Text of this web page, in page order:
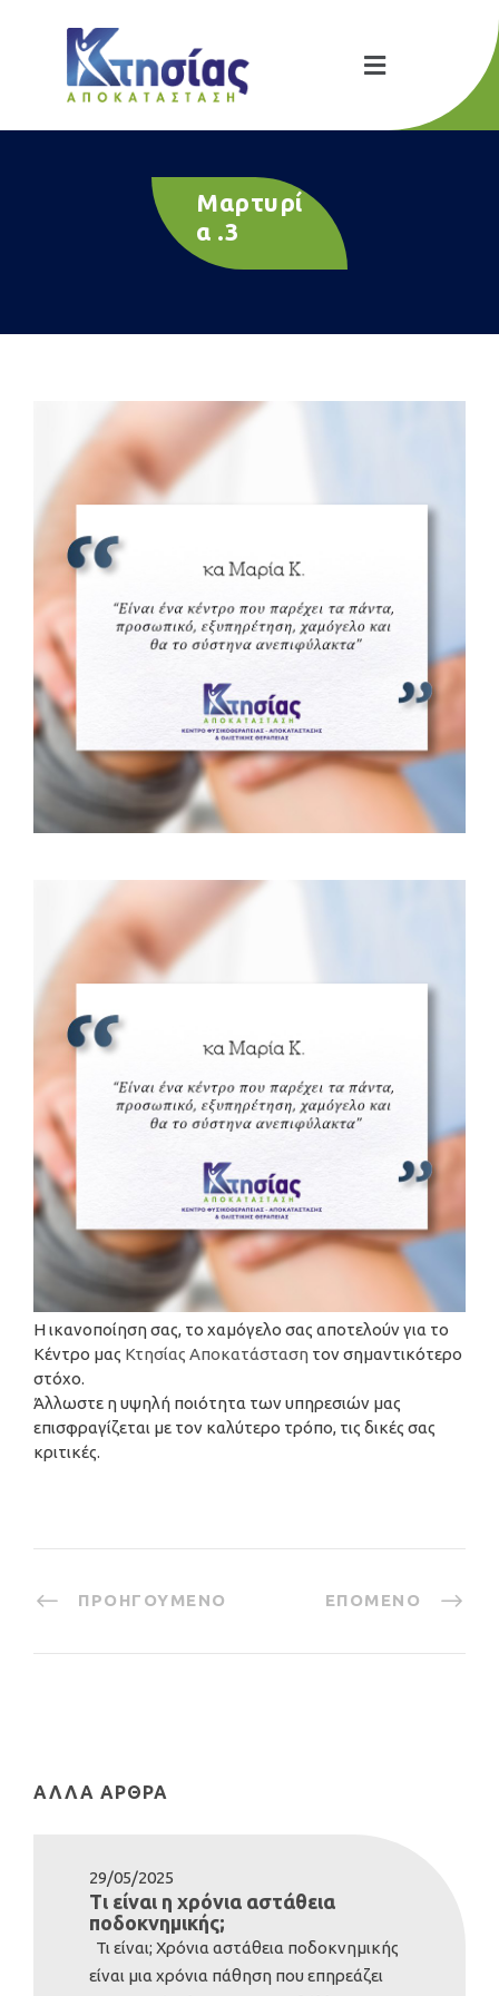
Μαρτυρί
α .3
Η ικανοποίηση σας, το χαμόγελο σας αποτελούν για το
Κέντρο μας Κτησίας Αποκατάσταση τον σημαντικότερο
στόχο.
Άλλωστε η υψηλή ποιότητα των υπηρεσιών μας
επισφραγίζεται με τον καλύτερο τρόπο, τις δικές σας
κριτικές.
ΠΡΟΗΓΟΎΜΕΝΟ ΕΠΌΜΕΝΟ
ΆΛΛΑ ΆΡΘΡΑ
29/05/2025
Τι είναι η χρόνια αστάθεια
ποδοκνημικής;
Τι είναι; Χρόνια αστάθεια ποδοκνημικής
είναι μια χρόνια πάθηση που επηρεάζει